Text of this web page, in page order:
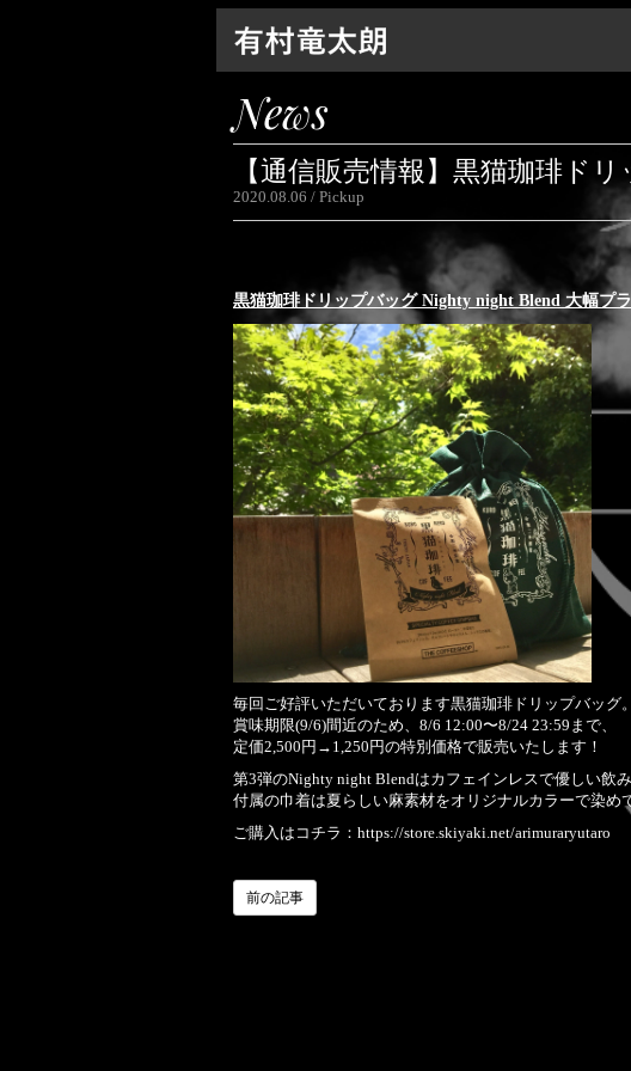
News
【通信販売情報】黒猫珈琲ド
2020.08.06 Pickup
黒猫珈琲ドリップバッグ Nighty night Blend 大幅プ
毎回ご好評いただいております黒猫珈琲ドリップバッグ。
賞味期限(9/6)間近のため、8/6 12:00〜8/24 23:59まで、
定価2,500円→1,250円の特別価格で販売いたします！
第3弾のNighty night Blendはカフェインレスで優しい飲み
付属の巾着は夏らしい麻素材をオリジナルカラーで染め
ご購入はコチラ： https://store.skiyaki.net/arimuraryutaro
前の記事